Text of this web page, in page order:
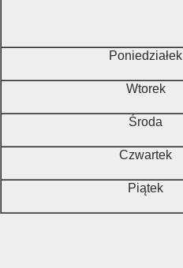
Poniedziałek
Wtorek
Środa
Czwartek
Piątek